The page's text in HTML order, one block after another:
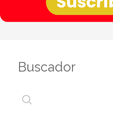
Buscador